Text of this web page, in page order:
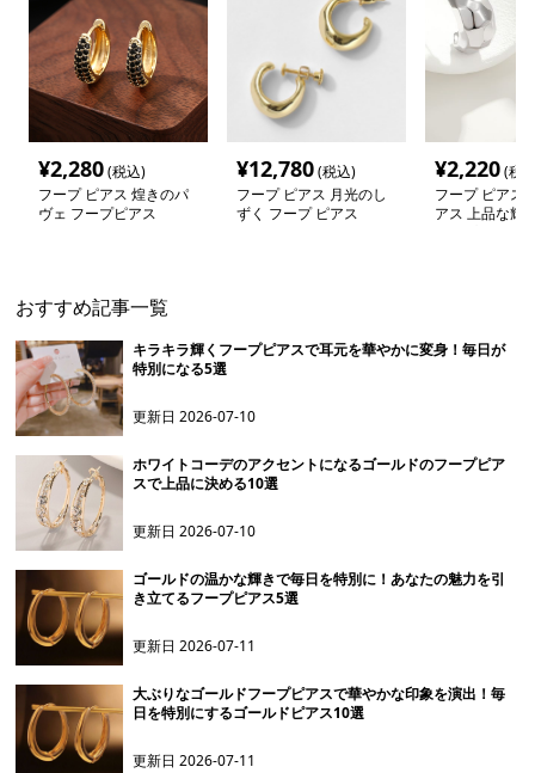
¥2,280(税込)
フープ ピアス 煌きのパ
ヴェ フープピアス
¥12,780(税込)
フープ ピアス 月光のし
ずく フープ ピアス
¥2,220(税
フープ ピアス
アス 上品な輝
おすすめ記事一覧
キラキラ輝くフープピアスで耳元を華やかに変身！毎日が
特別になる5選
更新日2026-07-10
ホワイトコーデのアクセントになるゴールドのフープピア
スで上品に決める10選
更新日2026-07-10
ゴールドの温かな輝きで毎日を特別に！あなたの魅力を引
き立てるフープピアス5選
更新日2026-07-11
大ぶりなゴールドフープピアスで華やかな印象を演出！毎
日を特別にするゴールドピアス10選
更新日2026-07-11